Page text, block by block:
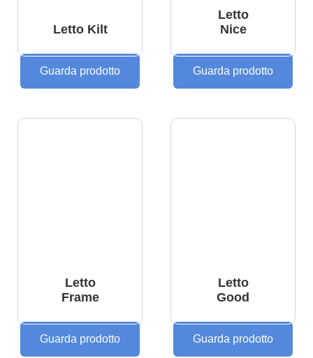
Letto Kilt
Guarda prodotto
Letto
Nice
Guarda prodotto
Letto
Frame
Guarda prodotto
Letto
Good
Guarda prodotto